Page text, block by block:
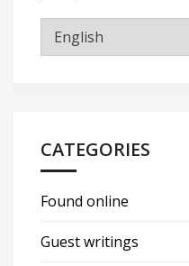
CATEGORIES
Found online
Guest writings